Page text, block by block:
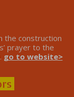
the construction
prayer to the
go to website>